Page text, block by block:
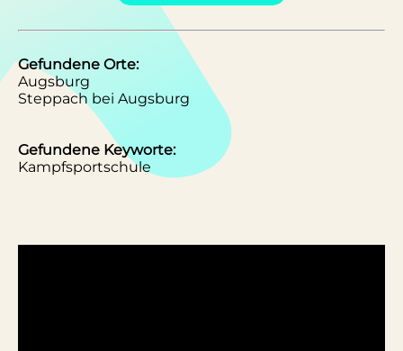
Gefundene Orte:
Augsburg
Steppach bei Augsburg
Gefundene Keyworte:
Kampfsportschule